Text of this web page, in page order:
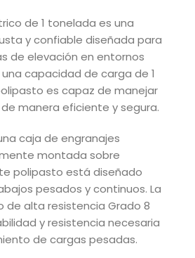
de 1 tonelada es una
y confiable diseñada para
de elevación en entornos
capacidad de carga de 1
es capaz de manejar
manera eficiente y segura.
caja de engranajes
montada sobre
polipasto está diseñado
pesados y continuos. La
de alta resistencia Grado 8
y resistencia necesaria
de cargas pesadas.